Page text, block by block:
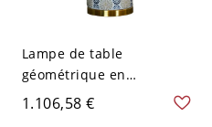
Lampe de table
géométrique en
céramique bleue avec
abat-jour en tissu et
1.106,58 €